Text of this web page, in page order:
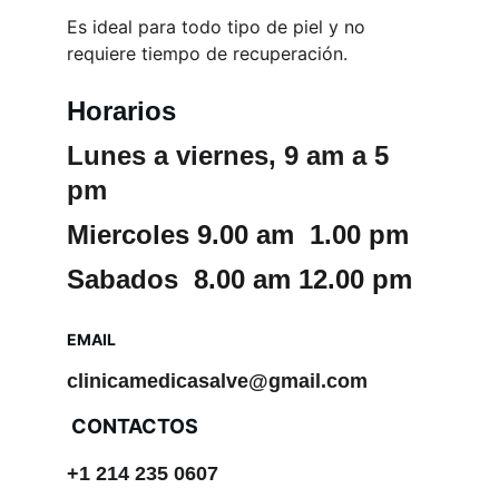
Es ideal para todo tipo de piel y no
requiere tiempo de recuperación.
Horarios
Lunes a viernes, 9 am a 5
pm
EMAIL
CONTACTOS
clinicamedicasalve@gmail.com
+1 214 235 0607
Sabados  8.00 am 12.00 pm
Miercoles 9.00 am  1.00 pm